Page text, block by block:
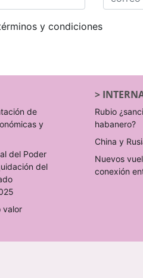
y condiciones
de
y
del Poder
del
valor
>
Rubio
habanero?
China y
Nuevos
conexión